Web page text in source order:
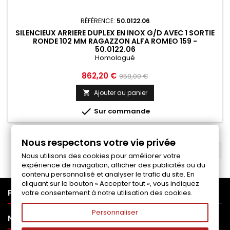
RÉFÉRENCE: 50.0122.06
SILENCIEUX ARRIERE DUPLEX EN INOX G/D AVEC 1 SORTIE
RONDE 102 MM RAGAZZON ALFA ROMEO 159 -
50.0122.06
Homologué
Prix
862,20 € Prix
de
base
958,00 €
 Ajouter au panier
 Sur commande
PRODUITS
NOTRE SOCIÉTÉ
Nous respectons votre vie privée
Nous utilisons des cookies pour améliorer votre
expérience de navigation, afficher des publicités ou du
contenu personnalisé et analyser le trafic du site. En
cliquant sur le bouton « Accepter tout », vous indiquez
votre consentement à notre utilisation des cookies.
Personnaliser